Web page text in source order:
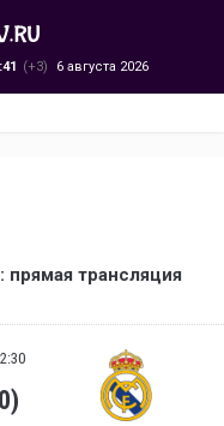
(+3) 6 августа 2026
трансляция